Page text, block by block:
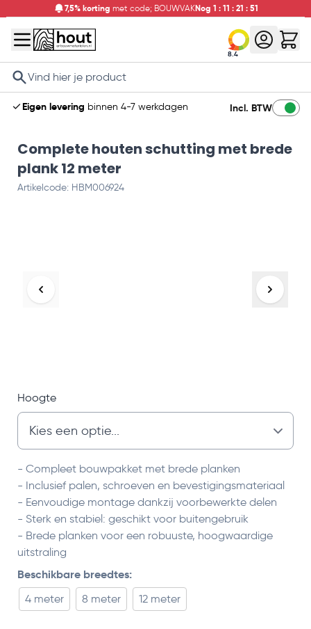
7,5% korting met code; BOUWVAKNog 1 : 11 : 21 : 51
8.4
Search
Eigen levering binnen 4-7 werkdagen Incl. BTW
Complete houten schutting met brede
plank 12 meter
Artikelcode: HBM006924
Hoogte
- Compleet bouwpakket met brede planken
- Inclusief palen, schroeven en bevestigingsmateriaal
- Eenvoudige montage dankzij voorbewerkte delen
- Sterk en stabiel: geschikt voor buitengebruik
- Brede planken voor een robuuste, hoogwaardige
uitstraling
Beschikbare breedtes:
4 meter 8 meter 12 meter